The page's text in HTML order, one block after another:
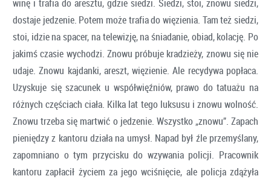
winę i trafia do aresztu, gdzie siedzi. Siedzi, stoi, znowu siedzi,
dostaje jedzenie. Potem może trafia do więzienia. Tam też siedzi,
stoi, idzie na spacer, na telewizję, na śniadanie, obiad, kolację. Po
jakimś czasie wychodzi. Znowu próbuje kradzieży, znowu się nie
udaje. Znowu kajdanki, areszt, więzienie. Ale recydywa popłaca.
Uzyskuje się szacunek u współwięźniów, prawo do tatuażu na
różnych częściach ciała. Kilka lat tego luksusu i znowu wolność.
Znowu trzeba się martwić o jedzenie. Wszystko „znowu”. Zapach
pieniędzy z kantoru działa na umysł. Napad był źle przemyślany,
zapomniano o tym przycisku do wzywania policji. Pracownik
kantoru zapłacił życiem za jego wciśnięcie, ale policja zdążyła